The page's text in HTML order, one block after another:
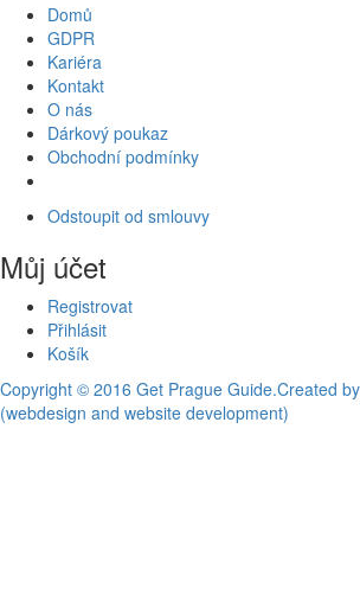
Domů
GDPR
Kariéra
Kontakt
O nás
Dárkový poukaz
Obchodní podmínky
Odstoupit od smlouvy
Můj účet
Registrovat
Přihlásit
Košík
Copyright © 2016 Get Prague Guide.Created
(webdesign and website development)